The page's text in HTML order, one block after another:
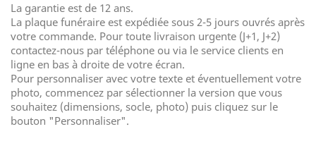
La garantie est de 12 ans.
La plaque funéraire est expédiée sous 2-5 jours ouvrés après
votre commande. Pour toute livraison urgente (J+1, J+2)
contactez-nous par téléphone ou via le service clients en
ligne en bas à droite de votre écran.
Pour personnaliser avec votre texte et éventuellement votre
photo, commencez par sélectionner la version que vous
souhaitez (dimensions, socle, photo) puis cliquez sur le
bouton "Personnaliser".